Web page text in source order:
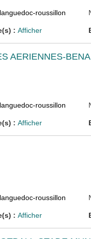
languedoc-roussillon
: Afficher
AERIENNES-BENA
languedoc-roussillon
: Afficher
languedoc-roussillon
: Afficher